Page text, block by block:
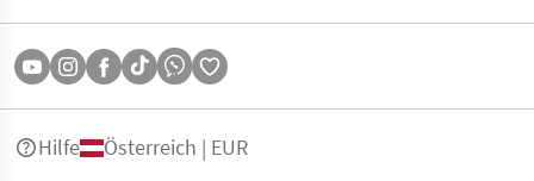
Hilfe Österreich | EUR